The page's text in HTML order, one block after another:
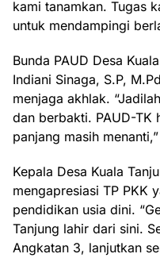
kami tanamkan. Tugas
untuk mendampingi
Bunda PAUD Desa
Indiani Sinaga, S.P,
menjaga akhlak.
dan berbakti. PAUD-TK
panjang masih
Kepala Desa Kuala
mengapresiasi TP PKK
pendidikan usia dini.
Tanjung lahir dari sini.
Angkatan 3, lanjutkan